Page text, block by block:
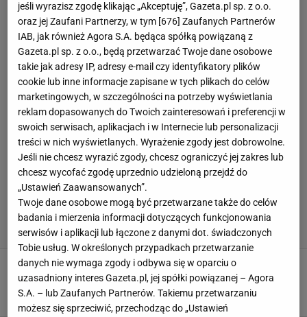
Hitowa walka z udziałem Chalidowa? Zawodnik
reaguje. "To bardzo dobry pięściarz"
Aleksander Bernard,5 GRUDNIA 2022, 13:20
jeśli wyrazisz zgodę klikając „Akceptuję”, Gazeta.pl sp. z o.o.
oraz jej Zaufani Partnerzy, w tym [676] Zaufanych Partnerów
IAB, jak również Agora S.A. będąca spółką powiązaną z
Gazeta.pl sp. z o.o., będą przetwarzać Twoje dane osobowe
takie jak adresy IP, adresy e-mail czy identyfikatory plików
cookie lub inne informacje zapisane w tych plikach do celów
marketingowych, w szczególności na potrzeby wyświetlania
reklam dopasowanych do Twoich zainteresowań i preferencji w
swoich serwisach, aplikacjach i w Internecie lub personalizacji
treści w nich wyświetlanych. Wyrażenie zgody jest dobrowolne.
Jeśli nie chcesz wyrazić zgody, chcesz ograniczyć jej zakres lub
chcesz wycofać zgodę uprzednio udzieloną przejdź do
„Ustawień Zaawansowanych”.
Twoje dane osobowe mogą być przetwarzane także do celów
badania i mierzenia informacji dotyczących funkcjonowania
serwisów i aplikacji lub łączone z danymi dot. świadczonych
Tobie usług. W określonych przypadkach przetwarzanie
danych nie wymaga zgody i odbywa się w oparciu o
uzasadniony interes Gazeta.pl, jej spółki powiązanej – Agora
S.A. – lub Zaufanych Partnerów. Takiemu przetwarzaniu
możesz się sprzeciwić, przechodząc do „Ustawień